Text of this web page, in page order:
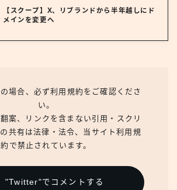
【スクープ】X、リブランドから半年越しにド
メインを変更へ
場合、必ず利用規約をご確認くださ
い。
案、リンクを含まない引用・スクリ
共有は法律・法令、当サイト利用規
約で禁止されています。
"Twitter"でコメントする